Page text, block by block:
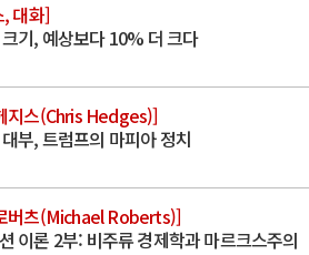
대화]
기, 예상보다 10% 더 크다
지스(Chris Hedges)]
부, 트럼프의 마피아 정치
버츠(Michael Roberts)]
이론 2부: 비주류 경제학과 마르크스주의